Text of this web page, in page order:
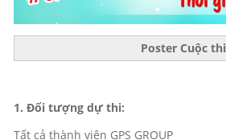
Poster Cuộc thi
1. Đối tượng dự thi:
Tất cả thành viên GPS GROUP